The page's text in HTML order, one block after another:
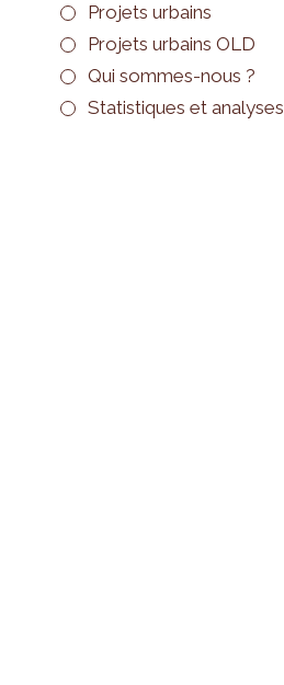
Projets urbains
Projets urbains OLD
Qui sommes-nous ?
Statistiques et analyses